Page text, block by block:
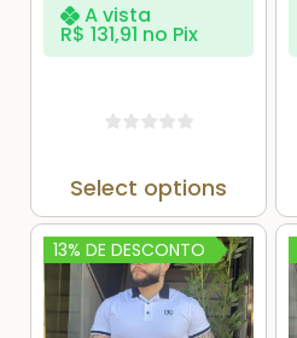
A vista
R$ 131,91 no Pix
Select options
13% DE DESCONTO